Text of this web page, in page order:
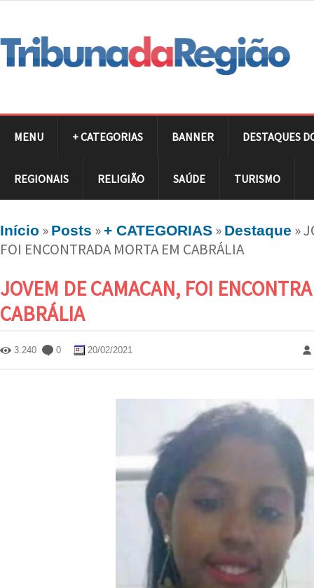
MENU + CATEGORIAS BANNER DESTAQUES
REGIONAIS RELIGIÃO SAÚDE TURISMO
Início » Posts »+ CATEGORIAS » Destaque »
FOI ENCONTRADA MORTA EM CABRÁLIA
JOVEM DE CAMACAN, FOI
CABRÁLIA
3.240 0 20/02/2021